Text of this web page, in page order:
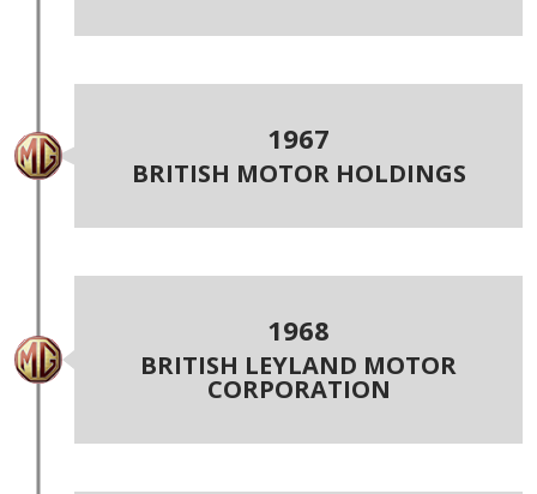
1967
BRITISH MOTOR HOLDINGS
1968
BRITISH LEYLAND MOTOR
CORPORATION